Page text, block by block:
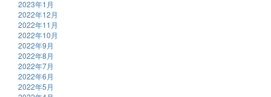
2023年1月
2022年12月
2022年11月
2022年10月
2022年9月
2022年8月
2022年7月
2022年6月
2022年5月